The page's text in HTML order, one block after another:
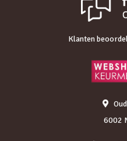
Klanten
6002